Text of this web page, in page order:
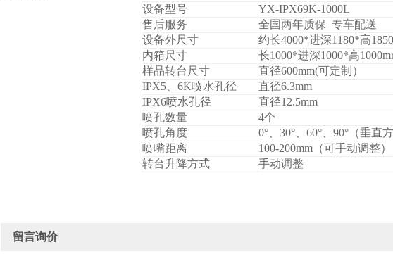
设备型号
YX-IPX69K-1000L
售后服务
全国两年质保 专车配送
设备外尺寸 约长4000*进深1180*高1850
内箱尺寸 长1000*进深1000*高10
样品转台尺寸
直径600mm(可定制）
IPX5、6K喷水孔径
直径6.3mm
IPX6喷水孔径
直径12.5mm
喷孔数量
4个
喷孔角度
0°、30°、60°、90°（垂直方
喷嘴距离
100-200mm（可手动调整）
转台升降方式 手动调整
留言询价